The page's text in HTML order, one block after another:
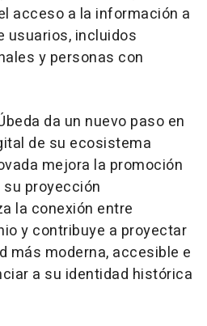
acceso a la información a
usuarios, incluidos
y personas con
da un nuevo paso en
de su ecosistema
mejora la promoción
proyección
la conexión entre
y contribuye a proyectar
más moderna, accesible e
a su identidad histórica